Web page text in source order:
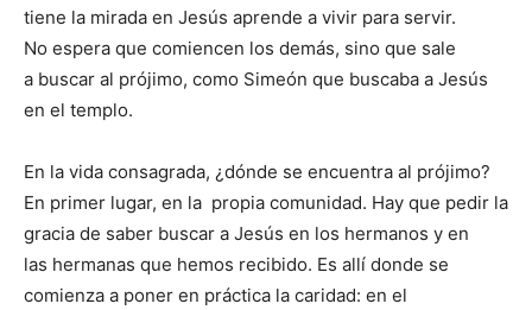
tiene la mirada en Jesús aprende a vivir para servir.
No espera que comiencen los demás, sino que sale
a buscar al prójimo, como Simeón que buscaba a Jesús
en el templo.
En la vida consagrada, ¿dónde se encuentra al prójimo?
En primer lugar, en la propia comunidad. Hay que pedir la
gracia de saber buscar a Jesús en los hermanos y en
las hermanas que hemos recibido. Es allí donde se
comienza a poner en práctica la caridad: en el